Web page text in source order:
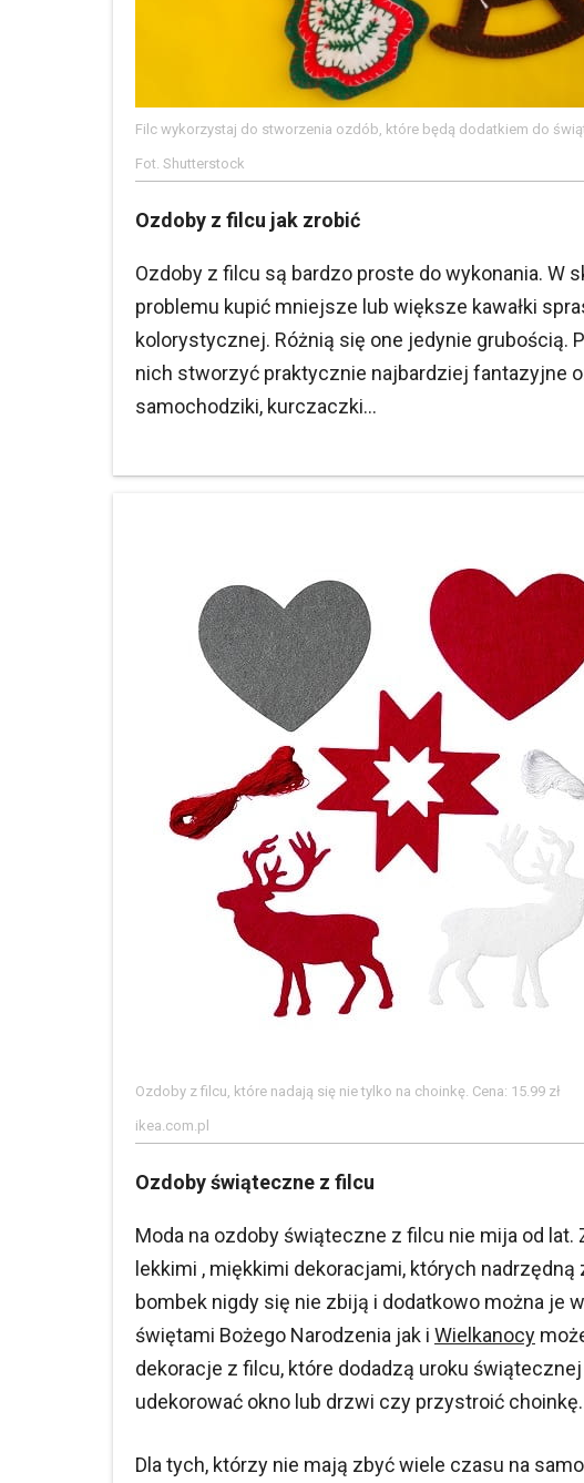
Filc wykorzystaj do stworzenia ozdób, które będą dodatkiem do
Fot. Shutterstock
Ozdoby z filcu jak zrobić
Ozdoby z filcu są bardzo proste do wykonania. W
problemu kupić mniejsze lub większe kawałki
kolorystycznej. Różnią się one jedynie grubością.
nich stworzyć praktycznie najbardziej fantazyjne
samochodziki, kurczaczki...
Ozdoby z filcu, które nadają się nie tylko na choinkę. Cena: 15.99 zł
ikea.com.pl
Ozdoby świąteczne z filcu
Moda na ozdoby świąteczne z filcu nie mija od
lekkimi , miękkimi dekoracjami, których
bombek nigdy się nie zbiją i dodatkowo można je
świętami Bożego Narodzenia jak i Wielkanocy
dekoracje z filcu, które dodadzą uroku
udekorować okno lub drzwi czy przystroić choinkę.
Dla tych, którzy nie mają zbyć wiele czasu na